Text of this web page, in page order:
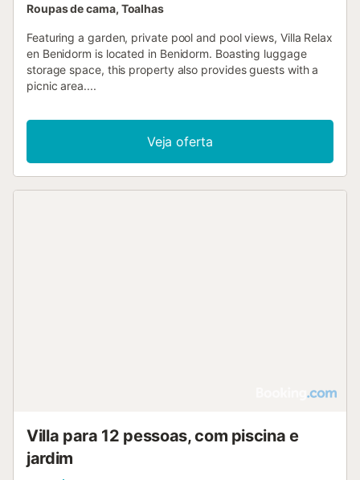
Roupas de cama, Toalhas
Featuring a garden, private pool and pool views, Villa Relax
en Benidorm is located in Benidorm. Boasting luggage
storage space, this property also provides guests with a
picnic area....
Veja oferta
Villa para 12 pessoas, com piscina e
jardim